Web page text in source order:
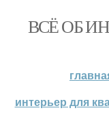
ВСЁ ОБ
интерьер для